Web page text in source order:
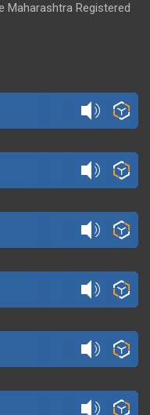
Maharashtra Registered